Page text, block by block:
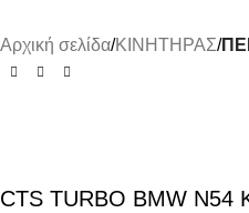
Αρχική σελίδα ΚΙΝΗΤΗΡΑΣ
CTS TURBO BMW